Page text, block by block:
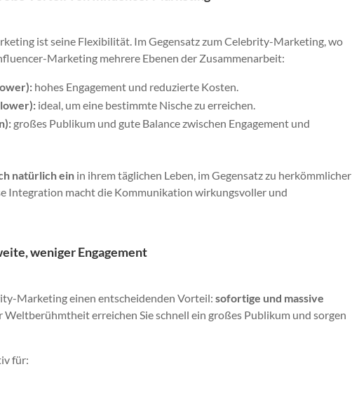
ist seine Flexibilität. Im Gegensatz zum Celebrity-Marketing, wo
Marketing mehrere Ebenen der Zusammenarbeit:
hohes Engagement und reduzierte Kosten.
ideal, um eine bestimmte Nische zu erreichen.
großes Publikum und gute Balance zwischen Engagement und
natürlich ein in ihrem täglichen Leben, im Gegensatz zu herkömmlicher
Integration macht die Kommunikation wirkungsvoller und
weniger Engagement
Marketing einen entscheidenden Vorteil:sofortige und massive
Weltberühmtheit erreichen Sie schnell ein großes Publikum und sorgen
für: